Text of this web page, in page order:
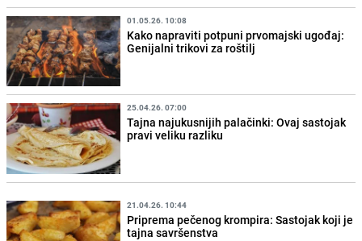
01.05.26. 10:08
Kako napraviti potpuni prvomajski ugođaj:
Genijalni trikovi za roštilj
25.04.26. 07:00
Tajna najukusnijih palačinki: Ovaj sastojak
pravi veliku razliku
21.04.26. 10:44
Priprema pečenog krompira: Sastojak koji je
tajna savršenstva